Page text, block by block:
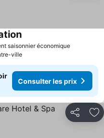
saisonnier économique
ville
Consulter les prix
Partager